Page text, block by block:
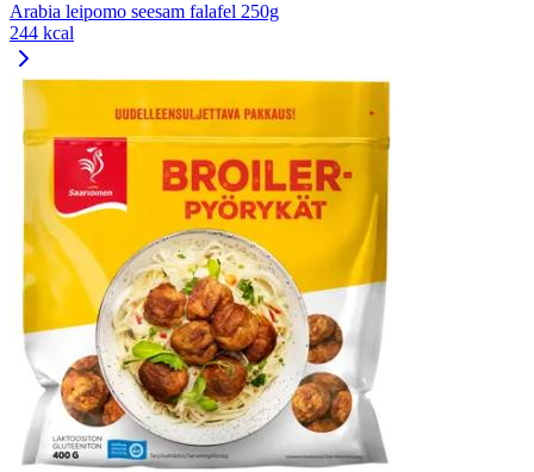
Arabia leipomo seesam falafel 250g
244 kcal